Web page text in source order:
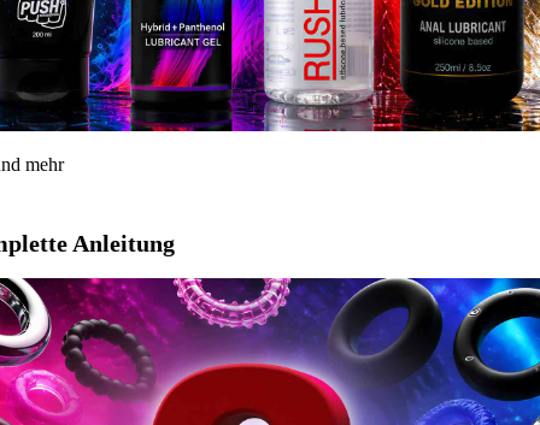
mehr
Anleitung